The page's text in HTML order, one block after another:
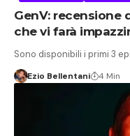
GenV: recensione
che vi farà
Sono disponibili i primi 3
Ezio Bellentani 4 Min